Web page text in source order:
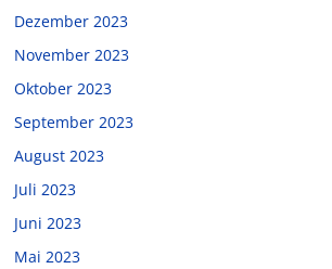
Dezember 2023
November 2023
Oktober 2023
September 2023
August 2023
Juli 2023
Juni 2023
Mai 2023